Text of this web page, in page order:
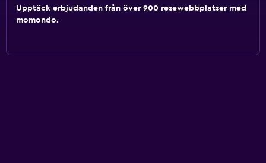
Upptäck erbjudanden från över 900 resewebbplatser med
momondo.